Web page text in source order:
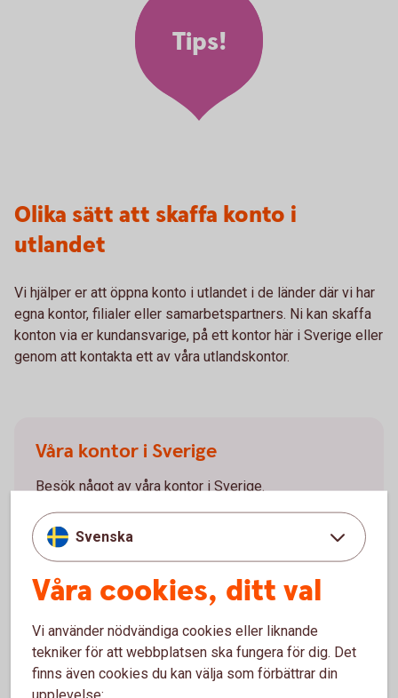
Tips!
Olika sätt att skaffa konto i
utlandet
Vi hjälper er att öppna konto i utlandet i de länder där vi har
egna kontor, filialer eller samarbetspartners. Ni kan skaffa
konton via er kundansvarige, på ett kontor här i Sverige eller
genom att kontakta ett av våra utlandskontor.
Våra kontor i Sverige
Besök något av våra kontor i Sverige.
Skaffa konto i utlandet på
Våra utlandskontor
Kontakta något av våra utlandskontor.
Skaffa konto i utlandet viautlandskontor
Svenska
Våra cookies, ditt val
Vi använder nödvändiga cookies eller liknande
tekniker för att webbplatsen ska fungera för dig. Det
finns även cookies du kan välja som förbättrar din
upplevelse: